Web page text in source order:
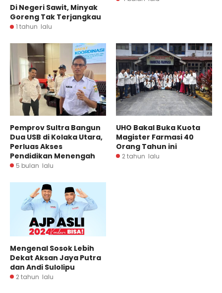
Di Negeri Sawit, Minyak
Goreng Tak Terjangkau
1 tahun lalu
Pemprov Sultra Bangun
Dua USB di Kolaka Utara,
Perluas Akses
Pendidikan Menengah
5 bulan lalu
UHO Bakal Buka Kuota
Magister Farmasi 40
Orang Tahun ini
2 tahun lalu
Mengenal Sosok Lebih
Dekat Aksan Jaya Putra
dan Andi Sulolipu
2 tahun lalu